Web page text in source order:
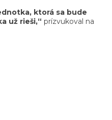
ktorá sa bude
už rieši,“ prízvukoval na